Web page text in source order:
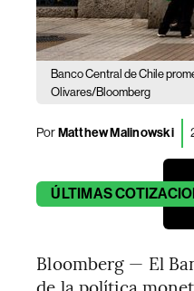
Banco Central de Chile
Olivares/Bloomberg
PorMatthew Malinowski
ÚLTIMAS
Bloomberg — El